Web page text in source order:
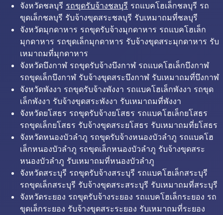
จังหวัดชลบุรี รถขุดรับจ้างชลบุรี รถแบคโฮเล็กชลบุรี รถ
ขุดเล็กชลบุรี รับจ้างขุดสระชลบุรี รับเหมาถมที่ชลบุรี
จังหวัดมุกดาหาร รถขุดรับจ้างมุกดาหาร รถแบคโฮเล็ก
มุกดาหาร รถขุดเล็กมุกดาหาร รับจ้างขุดสระมุกดาหาร รับ
เหมาถมที่มุกดาหาร
จังหวัดบึงกาฬ รถขุดรับจ้างบึงกาฬ รถแบคโฮเล็กบึงกาฬ
รถขุดเล็กบึงกาฬ รับจ้างขุดสระบึงกาฬ รับเหมาถมที่บึงกาฬ
จังหวัดพังงา รถขุดรับจ้างพังงา รถแบคโฮเล็กพังงา รถขุด
เล็กพังงา รับจ้างขุดสระพังงา รับเหมาถมที่พังงา
จังหวัดยโสธร รถขุดรับจ้างยโสธร รถแบคโฮเล็กยโสธร
รถขุดเล็กยโสธร รับจ้างขุดสระยโสธร รับเหมาถมที่ยโสธร
จังหวัดหนองบัวลำภู รถขุดรับจ้างหนองบัวลำภู รถแบคโฮ
เล็กหนองบัวลำภู รถขุดเล็กหนองบัวลำภู รับจ้างขุดสระ
หนองบัวลำภู รับเหมาถมที่หนองบัวลำภู
จังหวัดสระบุรี รถขุดรับจ้างสระบุรี รถแบคโฮเล็กสระบุรี
รถขุดเล็กสระบุรี รับจ้างขุดสระสระบุรี รับเหมาถมที่สระบุรี
จังหวัดระยอง รถขุดรับจ้างระยอง รถแบคโฮเล็กระยอง รถ
ขุดเล็กระยอง รับจ้างขุดสระระยอง รับเหมาถมที่ระยอง